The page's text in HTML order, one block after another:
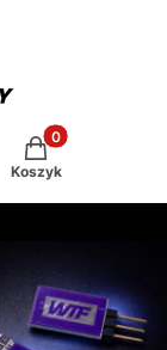
Produkty w
Koszyk